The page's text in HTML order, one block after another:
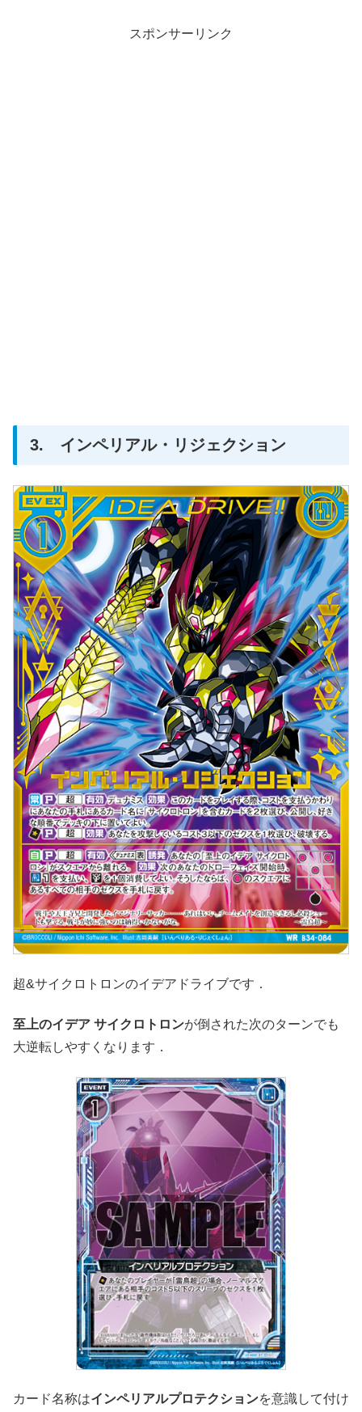
スポンサーリンク
3. インペリアル・リジェクション
超&サイクロトロンのイデアドライブです．
至上のイデア サイクロトロンが倒された次のターンでも
大逆転しやすくなります．
カード名称はインペリアルプロテクションを意識して付け